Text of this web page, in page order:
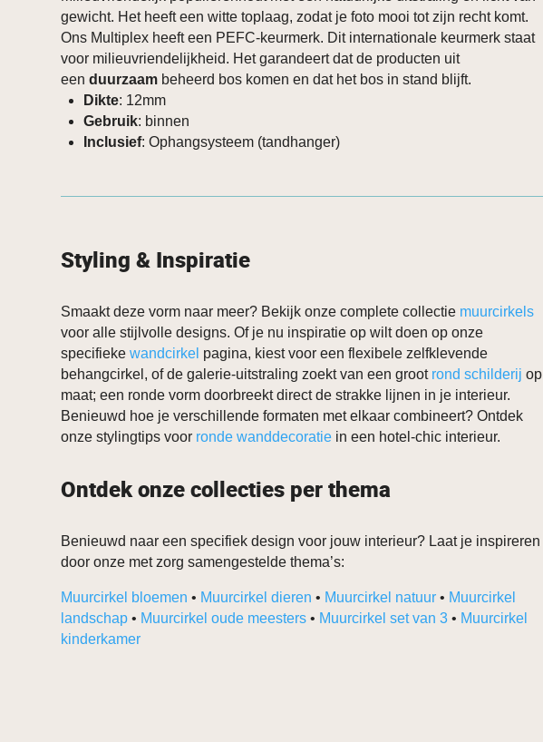
gewicht. Het heeft een witte toplaag, zodat je foto mooi tot zijn recht komt.
Ons Multiplex heeft een PEFC-keurmerk. Dit internationale keurmerk staat
voor milieuvriendelijkheid. Het garandeert dat de producten uit
eenduurzaam beheerd bos komen en dat het bos in stand blijft.
Dikte: 12mm
Gebruik: binnen
Inclusief: Ophangsysteem (tandhanger)
Styling & Inspiratie
Smaakt deze vorm naar meer? Bekijk onze complete collectie muurcirkels
voor alle stijlvolle designs. Of je nu inspiratie op wilt doen op onze
specifiekewandcirkel pagina, kiest voor een flexibele zelfklevende
behangcirkel, of de galerie-uitstraling zoekt van een groot rond schilderij op
maat; een ronde vorm doorbreekt direct de strakke lijnen in je interieur.
Benieuwd hoe je verschillende formaten met elkaar combineert? Ontdek
onze stylingtips voor ronde wanddecoratie in een hotel-chic interieur.
Ontdek onze collecties per thema
Benieuwd naar een specifiek design voor jouw interieur? Laat je inspireren
door onze met zorg samengestelde thema’s:
Muurcirkel bloemen • Muurcirkel dieren • Muurcirkel natuur • Muurcirkel
landschap • Muurcirkel oude meesters • Muurcirkel set van 3 • Muurcirkel
kinderkamer